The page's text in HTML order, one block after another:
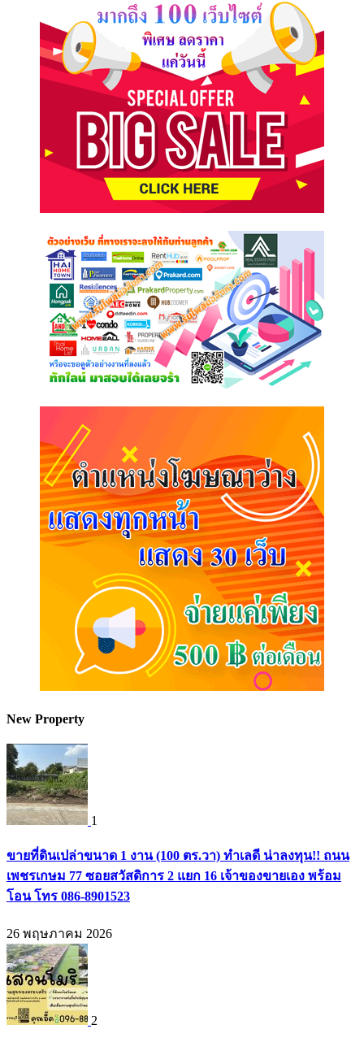
New Property
1
ขายที่ดินเปล่าขนาด 1 งาน (100 ตร.วา) ทำเลดี น่าลงทุน!! ถนน
เพชรเกษม 77 ซอยสวัสดิการ 2 แยก 16 เจ้าของขายเอง พร้อม
โอน โทร 086-8901523
26 พฤษภาคม 2026
2